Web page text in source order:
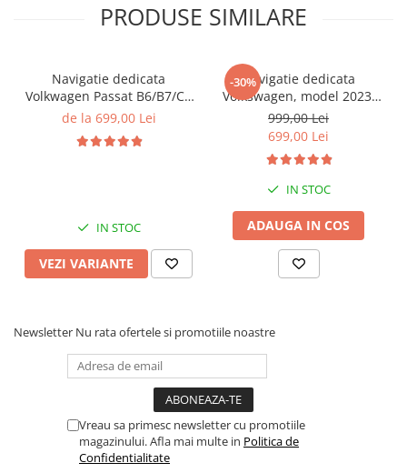
PRODUSE SIMILARE
Navigatie dedicata
Volkwagen Passat B6/B7/CC
Gri, 4GB RAM 64GB ROM,
Display QLED 10", DSP,
de la 699,00 Lei
IN STOC
VEZI VARIANTE
-30%Navigatie dedicata
Volkswagen, model 2023,
4GB RAM 64GB ROM,
Quadcore, Android 14,
Display QLED 7", DSP,
Carplay&Android Auto,
Suport camere AHD
999,00 Lei
699,00 Lei
IN STOC
ADAUGA IN COS
Newsletter Nu rata ofertele si promotiile noastre
Vreau sa primesc newsletter cu promotiile
magazinului. Afla mai multe in Politica de
Confidentialitate